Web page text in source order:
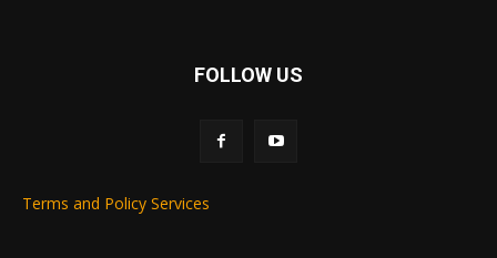
FOLLOW US
Terms and Policy Services